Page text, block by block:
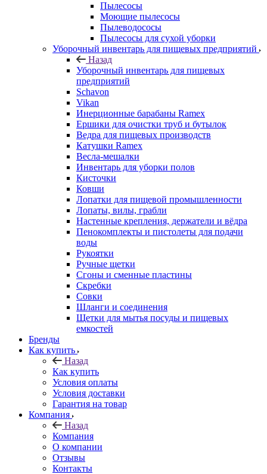
Пылесосы
Моющие пылесосы
Пылеводососы
Пылесосы для сухой уборки
Уборочный инвентарь для пищевых предприятий
Назад
Уборочный инвентарь для пищевых
предприятий
Schavon
Vikan
Инерционные барабаны Ramex
Ершики для очистки труб и бутылок
Ведра для пищевых производств
Катушки Ramex
Весла-мешалки
Инвентарь для уборки полов
Кисточки
Ковши
Лопатки для пищевой промышленности
Лопаты, вилы, грабли
Настенные крепления, держатели и вёдра
Пенокомплекты и пистолеты для подачи
воды
Рукоятки
Ручные щетки
Сгоны и сменные пластины
Скребки
Совки
Шланги и соединения
Щетки для мытья посуды и пищевых
емкостей
Бренды
Как купить
Назад
Как купить
Условия оплаты
Условия доставки
Гарантия на товар
Компания
Назад
Компания
О компании
Отзывы
Контакты